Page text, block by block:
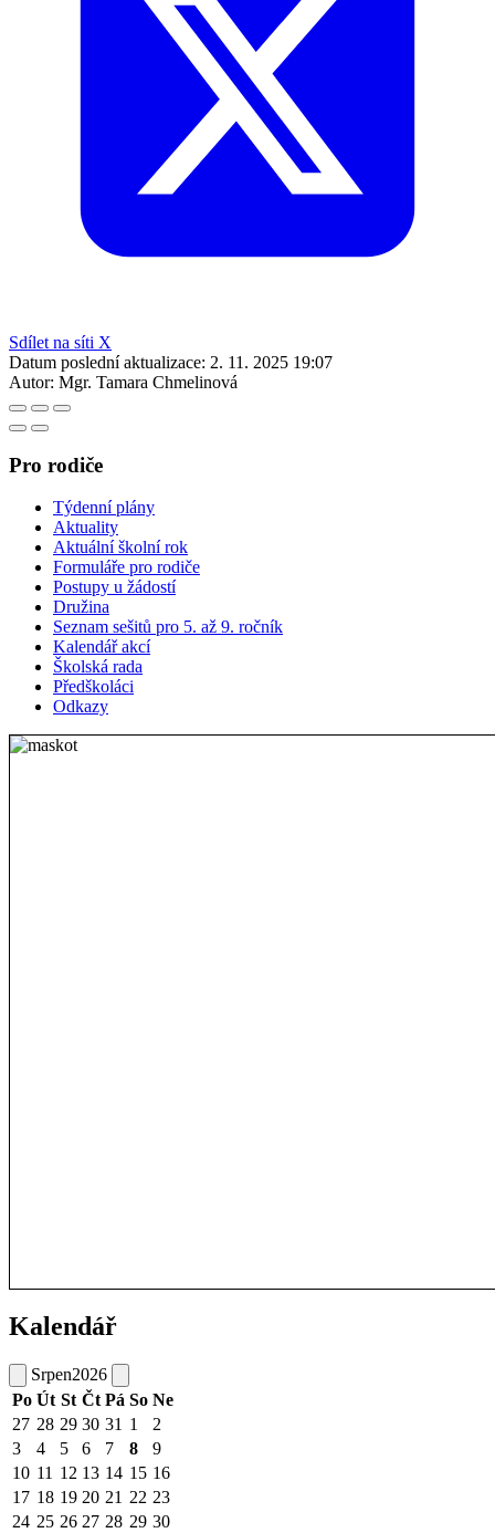
Sdílet na síti X
Datum poslední aktualizace: 2. 11. 2025 19:07
Autor: Mgr. Tamara Chmelinová
Pro rodiče
Týdenní plány
Aktuality
Aktuální školní rok
Formuláře pro rodiče
Postupy u žádostí
Družina
Seznam sešitů pro 5. až 9. ročník
Kalendář akcí
Školská rada
Předškoláci
Odkazy
Kalendář
Srpen2026
Po Út St Čt Pá So Ne
27 28 29 30 31 1
2
3
4 5 6 7 8
9
10 11 12 13 14 15 16
17 18 19 20 21 22 23
24 25 26 27 28 29 30